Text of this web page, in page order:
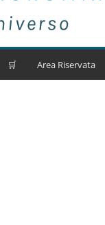
🛒 Area Riservata